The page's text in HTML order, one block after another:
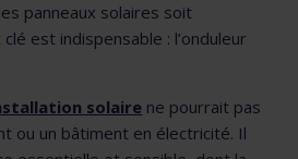
panneaux solaires soit
est indispensable : l’onduleur
solaire ne pourrait pas
ou un bâtiment en électricité. Il